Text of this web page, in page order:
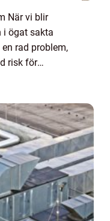
När vi blir
i ögat sakta
rad problem,
risk för